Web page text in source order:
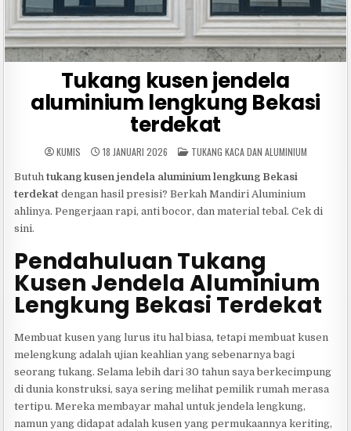
Tukang kusen jendela
aluminium lengkung Bekasi
terdekat
KUMIS 18 JANUARI 2026 POSTED
IN
TUKANG KACA DAN ALUMINIUM
Butuhtukang kusen jendela aluminium lengkung Bekasi
terdekat dengan hasil presisi? Berkah Mandiri Aluminium
ahlinya. Pengerjaan rapi, anti bocor, dan material tebal. Cek di
sini.
Pendahuluan Tukang
Kusen Jendela Aluminium
Lengkung Bekasi Terdekat
Membuat kusen yang lurus itu hal biasa, tetapi membuat kusen
melengkung adalah ujian keahlian yang sebenarnya bagi
seorang tukang. Selama lebih dari 30 tahun saya berkecimpung
di dunia konstruksi, saya sering melihat pemilik rumah merasa
tertipu. Mereka membayar mahal untuk jendela lengkung,
namun yang didapat adalah kusen yang permukaannya keriting,